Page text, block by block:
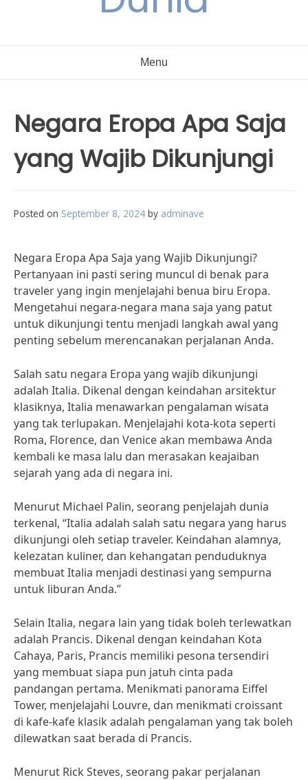
Menu
Negara Eropa Apa Saja
yang Wajib Dikunjungi
Posted on September 8, 2024 by adminave
Negara Eropa Apa Saja yang Wajib Dikunjungi?
Pertanyaan ini pasti sering muncul di benak para
traveler yang ingin menjelajahi benua biru Eropa.
Mengetahui negara-negara mana saja yang patut
untuk dikunjungi tentu menjadi langkah awal yang
penting sebelum merencanakan perjalanan Anda.
Salah satu negara Eropa yang wajib dikunjungi
adalah Italia. Dikenal dengan keindahan arsitektur
klasiknya, Italia menawarkan pengalaman wisata
yang tak terlupakan. Menjelajahi kota-kota seperti
Roma, Florence, dan Venice akan membawa Anda
kembali ke masa lalu dan merasakan keajaiban
sejarah yang ada di negara ini.
Menurut Michael Palin, seorang penjelajah dunia
terkenal, “Italia adalah salah satu negara yang harus
dikunjungi oleh setiap traveler. Keindahan alamnya,
kelezatan kuliner, dan kehangatan penduduknya
membuat Italia menjadi destinasi yang sempurna
untuk liburan Anda.”
Selain Italia, negara lain yang tidak boleh terlewatkan
adalah Prancis. Dikenal dengan keindahan Kota
Cahaya, Paris, Prancis memiliki pesona tersendiri
yang membuat siapa pun jatuh cinta pada
pandangan pertama. Menikmati panorama Eiffel
Tower, menjelajahi Louvre, dan menikmati croissant
di kafe-kafe klasik adalah pengalaman yang tak boleh
dilewatkan saat berada di Prancis.
Menurut Rick Steves, seorang pakar perjalanan